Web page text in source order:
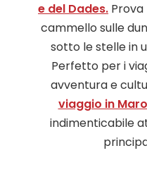
e del Dades. Prova
cammello sulle
sotto le stelle in
Perfetto per i
avventura e
viaggio in
indimenticabile